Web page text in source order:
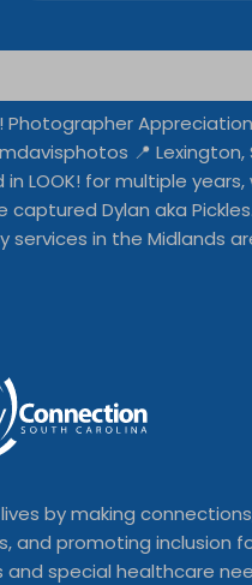
by making
and promoting inclusion
and special healthcare